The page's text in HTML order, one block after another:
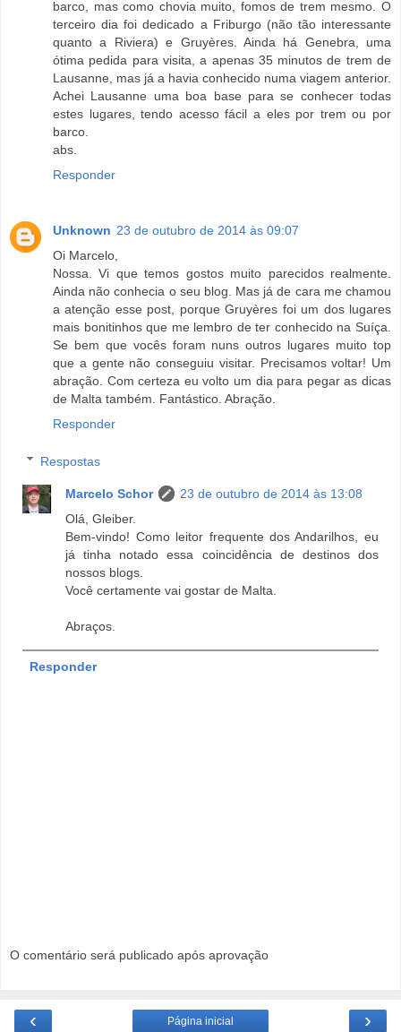
barco, mas como chovia muito, fomos de trem mesmo. O
terceiro dia foi dedicado a Friburgo (não tão interessante
quanto a Riviera) e Gruyères. Ainda há Genebra, uma
ótima pedida para visita, a apenas 35 minutos de trem de
Lausanne, mas já a havia conhecido numa viagem anterior.
Achei Lausanne uma boa base para se conhecer todas
estes lugares, tendo acesso fácil a eles por trem ou por
barco.
abs.
Responder
Unknown 23 de outubro de 2014 às 09:07
Oi Marcelo,
Nossa. Vi que temos gostos muito parecidos realmente.
Ainda não conhecia o seu blog. Mas já de cara me chamou
a atenção esse post, porque Gruyères foi um dos lugares
mais bonitinhos que me lembro de ter conhecido na Suíça.
Se bem que vocês foram nuns outros lugares muito top
que a gente não conseguiu visitar. Precisamos voltar! Um
abração. Com certeza eu volto um dia para pegar as dicas
de Malta também. Fantástico. Abração.
Responder
Respostas
Marcelo Schor
23 de outubro de 2014 às 13:08
Olá, Gleiber.
Bem-vindo! Como leitor frequente dos Andarilhos, eu
já tinha notado essa coincidência de destinos dos
nossos blogs.
Você certamente vai gostar de Malta.
Abraços.
Responder
O comentário será publicado após aprovação
‹ ›
Página inicial